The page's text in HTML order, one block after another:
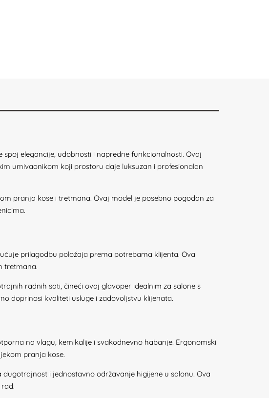
elegancije, udobnosti i napredne funkcionalnosti. Ovaj
umivaonikom koji prostoru daje luksuzan i profesionalan
pranja kose i tretmana. Ovaj model je posebno pogodan za
prilagodbu položaja prema potrebama klijenta. Ova
tretmana.
radnih sati, čineći ovaj glavoper idealnim za salone s
doprinosi kvaliteti usluge i zadovoljstvu klijenata.
na vlagu, kemikalije i svakodnevno habanje. Ergonomski
pranja kose.
i jednostavno održavanje higijene u salonu. Ova